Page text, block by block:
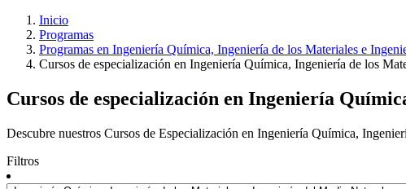
Inicio
Programas
Programas en Ingeniería Química, Ingeniería de los Materiales e
Cursos de especialización en Ingeniería Química, Ingeniería de los
Cursos de especialización en Ingeniería
Descubre nuestros Cursos de Especialización en Ingeniería Química,
Filtros